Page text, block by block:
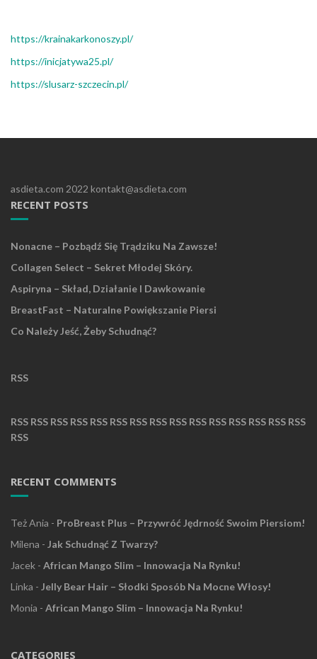
https://krainakarkonoszy.pl/
https://inicjatywa25.pl/
https://slusarz-szczecin.pl/
asdieta.com 2022 kontakt@asdieta.com
RECENT POSTS
Nonacne – Pozbądź Się Trądziku Na Zawsze!
Collagen Select – Sekret Młodej Skóry.
Aspiryna – Skład, Działanie I Dawkowanie
BreastFast – Naturalne Powiększanie Piersi
Co Należy Jeść, Żeby Schudnąć?
RSS
RSS RSS RSS RSS RSS RSS RSS RSS RSS RSS RSS RSS RSS RSS RSS
RSS
RECENT COMMENTS
Też Ania - ProBreast Plus – Przywróć Jędrność Swoim Piersiom!
Milena - Jak Schudnąć Z Twarzy?
Jacek - African Mango Slim – Innowacja Na Rynku!
Linka - Jelly Bear Hair – Słodki Sposób Na Mocne Włosy!
Monia - African Mango Slim – Innowacja Na Rynku!
CATEGORIES